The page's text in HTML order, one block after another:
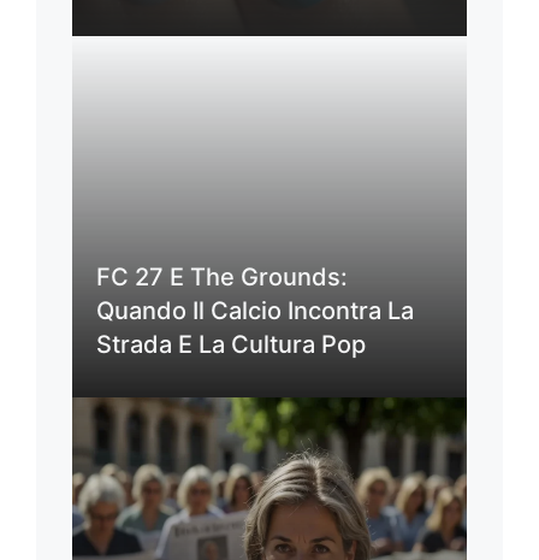
FC 27 E The Grounds:
Quando Il Calcio Incontra La
Strada E La Cultura Pop